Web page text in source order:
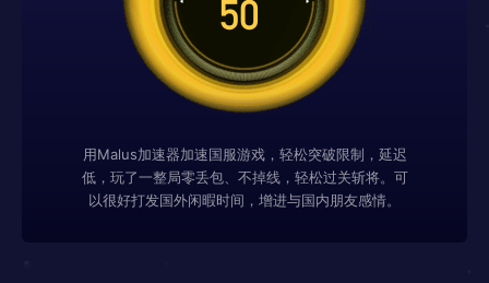
用Malus加速器加速国服游戏，轻松突破限制，延迟
低，玩了一整局零丢包、不掉线，轻松过关斩将。可
以很好打发国外闲暇时间，增进与国内朋友感情。